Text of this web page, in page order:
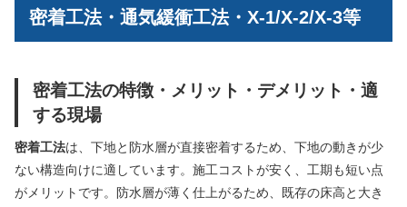
密着工法・通気緩衝工法・X-1/X-2/X-3等
密着工法の特徴・メリット・デメリット・適
する現場
密着工法は、下地と防水層が直接密着するため、下地の動きが少
ない構造向けに適しています。施工コストが安く、工期も短い点
がメリットです。防水層が薄く仕上がるため、既存の床高と大き